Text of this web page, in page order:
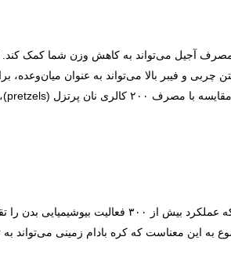
آجیل می‌تواند به کاهش وزن شما کمک کند.
داشتن چربی و فیبر بالا می‌تواند به‌ عنوان
این معناست که کره بادام زمینی می‌تواند